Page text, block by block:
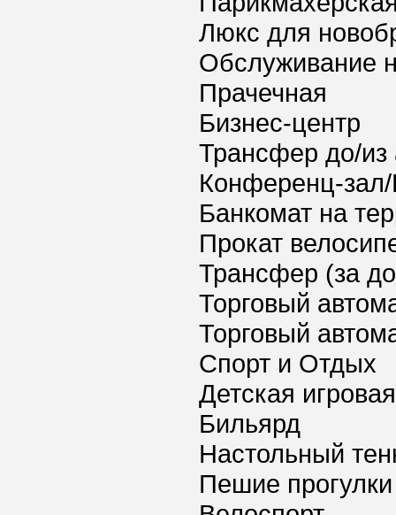
Люкс для
Обслуживание
Прачечная
Бизнес-центр
Трансфер до/из
Конференц-
Банкомат на
Прокат
Трансфер (за
Торговый
Торговый
Спорт и Отдых
Детская
Бильярд
Настольный
Пешие прогулки